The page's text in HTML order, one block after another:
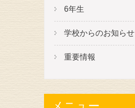
6年生
学校からのお知らせ
重要情報